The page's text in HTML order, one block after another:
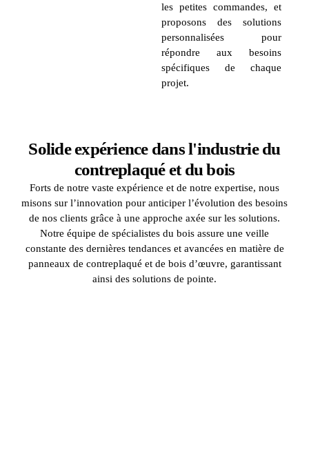
les petites commandes, et
proposons des solutions
personnalisées pour
répondre aux besoins
spécifiques de chaque
projet.
Solide expérience dans l'industrie du
contreplaqué et du bois
Forts de notre vaste expérience et de notre expertise, nous
misons sur l’innovation pour anticiper l’évolution des besoins
de nos clients grâce à une approche axée sur les solutions.
Notre équipe de spécialistes du bois assure une veille
constante des dernières tendances et avancées en matière de
panneaux de contreplaqué et de bois d’œuvre, garantissant
ainsi des solutions de pointe.